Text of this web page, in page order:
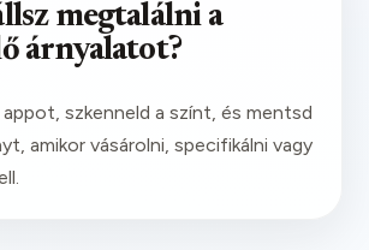
megtalálni a
árnyalatot?
szkenneld a színt, és mentsd
amikor vásárolni, specifikálni vagy